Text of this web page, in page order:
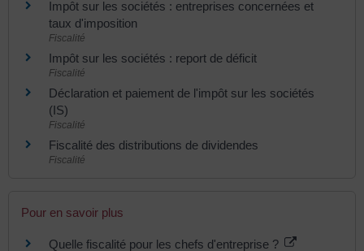
Impôt sur les sociétés : entreprises concernées et
taux d'imposition
Fiscalité
Impôt sur les sociétés : report de déficit
Fiscalité
Déclaration et paiement de l'impôt sur les sociétés
(IS)
Fiscalité
Fiscalité des distributions de dividendes
Fiscalité
Pour en savoir plus
Quelle fiscalité pour les chefs d'entreprise ?